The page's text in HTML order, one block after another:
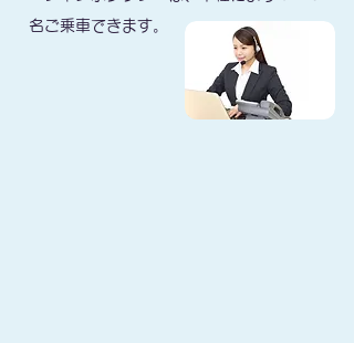
名ご乗車できます。